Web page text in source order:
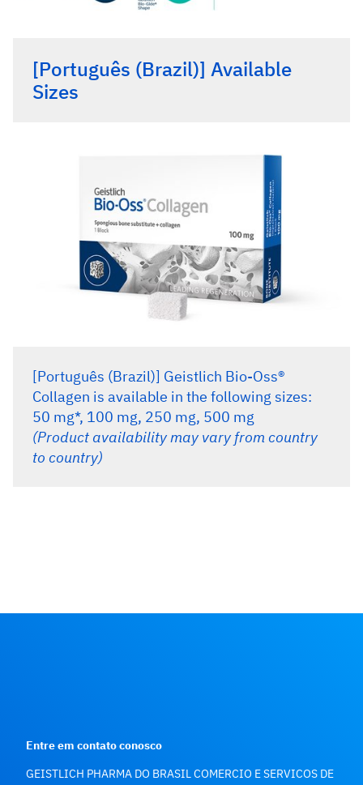
[Português (Brazil)] Available
Sizes
[Português (Brazil)] Geistlich Bio-Oss®
Collagen is available in the following sizes:
50 mg*, 100 mg, 250 mg, 500 mg
(Product availability may vary from country
to country)
Entre em contato conosco
GEISTLICH PHARMA DO BRASIL COMERCIO E SERVICOS DE